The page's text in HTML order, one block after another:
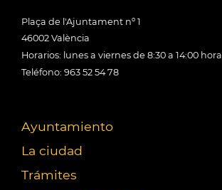
Plaça de l'Ajuntament nº 1
46002 València
Horarios: lunes a viernes de 8:30 a 14:00
Teléfono: 963 52 54 78
Ayuntamiento
La ciudad
Trámites